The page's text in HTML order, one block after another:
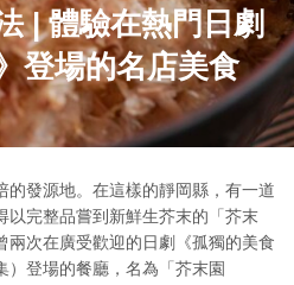
| 體驗在熱門日劇
登場的名店美食
的發源地。在這樣的靜岡縣，有一道
以完整品嘗到新鮮生芥末的「芥末
兩次在廣受歡迎的日劇《孤獨的美食
）登場的餐廳，名為「芥末園